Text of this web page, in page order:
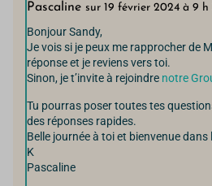
Pascaline sur 19 février 2024 à 9 h
Bonjour Sandy,
Je vois si je peux me rapprocher de
réponse et je reviens vers toi.
Sinon, je t’invite à rejoindre notre
Tu pourras poser toutes tes
des réponses rapides.
Belle journée à toi et bienvenue
K
Pascaline